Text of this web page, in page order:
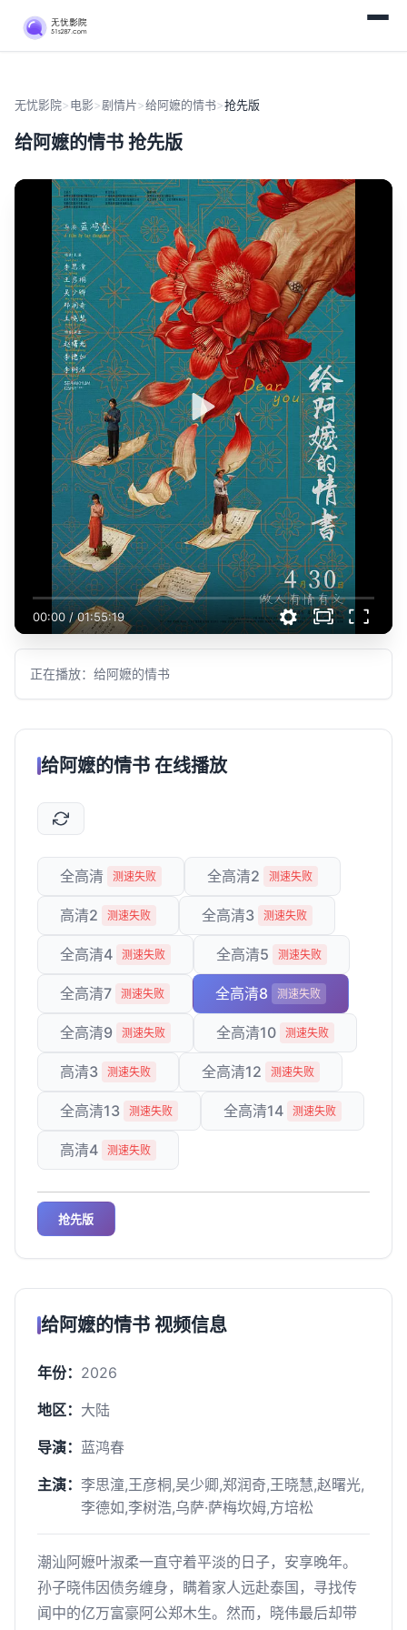
无忧影院>电影>剧情片>给阿嬷的情书>抢先版
给阿嬷的情书 抢先版
00:00 /01:55:19
正在播放：给阿嬷的情书
给阿嬷的情书 在线播放
全高清 测速失败 全高清2 测速失败
高清2 测速失败 全高清3 测速失败
全高清4 测速失败 全高清5 测速失败
全高清7 测速失败 全高清8 测速失败
全高清9 测速失败 全高清10 测速失败
高清3 测速失败 全高清12 测速失败
全高清13 测速失败 全高清14 测速失败
高清4 测速失败
抢先版
给阿嬷的情书 视频信息
年份： 2026
地区： 大陆
导演： 蓝鸿春
主演： 李思潼,王彦桐,吴少卿,郑润奇,王晓慧,赵曙光,
李德如,李树浩,乌萨·萨梅坎姆,方培松
潮汕阿嬷叶淑柔一直守着平淡的日子，安享晚年。
孙子晓伟因债务缠身，瞒着家人远赴泰国，寻找传
闻中的亿万富豪阿公郑木生。然而，晓伟最后却带